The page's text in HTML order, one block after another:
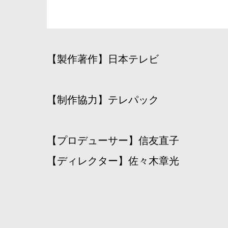
【製作著作】日本テレビ
【制作協力】テレパック
【プロデューサー】信友直子
【ディレクター】佐々木章光